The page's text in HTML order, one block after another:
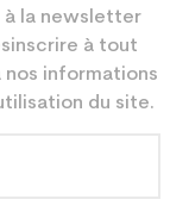
la newsletter
à tout
nos informations
du site.